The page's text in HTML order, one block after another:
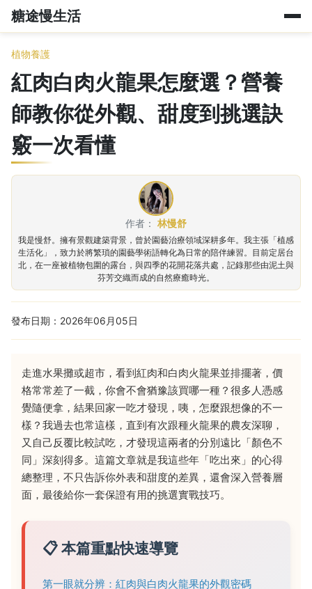
糖途慢生活
植物養護
紅肉白肉火龍果怎麼選？營養
師教你從外觀、甜度到挑選訣
竅一次看懂
作者： 林慢舒
我是慢舒。擁有景觀建築背景，曾於園藝治療領域深耕多年。我主張「植感
生活化」，致力於將繁瑣的園藝學術語轉化為日常的陪伴練習。目前定居台
北，在一座被植物包圍的露台，與四季的花開花落共處，記錄那些由泥土與
芬芳交織而成的自然療癒時光。
發布日期：2026年06月05日
走進水果攤或超市，看到紅肉和白肉火龍果並排擺著，價
格常常差了一截，你會不會猶豫該買哪一種？很多人憑感
覺隨便拿，結果回家一吃才發現，咦，怎麼跟想像的不一
樣？我過去也常這樣，直到有次跟種火龍果的農友深聊，
又自己反覆比較試吃，才發現這兩者的分別遠比「顏色不
同」深刻得多。這篇文章就是我這些年「吃出來」的心得
總整理，不只告訴你外表和甜度的差異，還會深入營養層
面，最後給你一套保證有用的挑選實戰技巧。
📋 本篇重點快速導覽
第一眼就分辨：紅肉與白肉火龍果的外觀密碼